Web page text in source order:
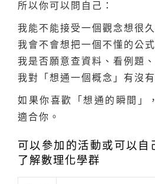
所以你可以問自己：
我能不能接受一個觀念想很久
我會不會想把一個不懂的公式
我是否願意查資料、看例題
我對「想通一個概念」有沒
如果你喜歡「想通的瞬間」
適合你。
可以參加的活動或可以自
了解數理化學群